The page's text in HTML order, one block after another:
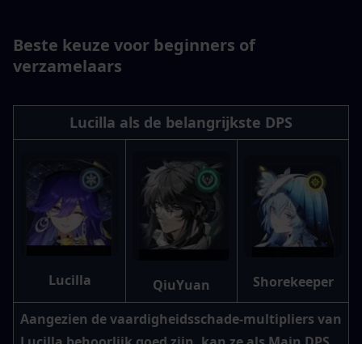
Beste keuze voor beginners of
verzamelaars
Lucilla als de belangrijkste DPS
Lucilla QiuYuan Shorekeeper
Aangezien de vaardigheidsschade-multipliers van